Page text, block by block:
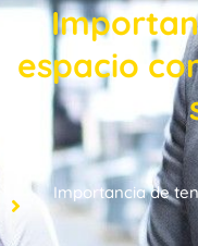
espacio
Importancia de